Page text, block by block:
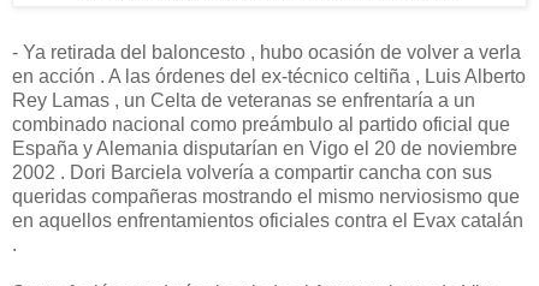
- Ya retirada del baloncesto , hubo ocasión de volver a verla
en acción . A las órdenes del ex-técnico celtiña , Luis Alberto
Rey Lamas , un Celta de veteranas se enfrentaría a un
combinado nacional como preámbulo al partido oficial que
España y Alemania disputarían en Vigo el 20 de noviembre
2002 . Dori Barciela volvería a compartir cancha con sus
queridas compañeras mostrando el mismo nerviosismo que
en aquellos enfrentamientos oficiales contra el Evax catalán
.